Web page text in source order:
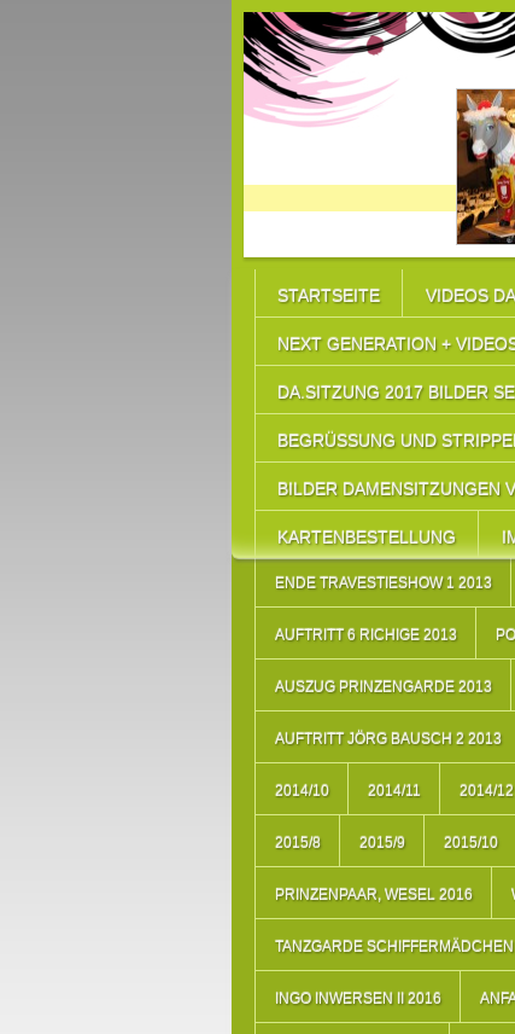
STARTSEITE VIDEOS
NEXT GENERATION +
DA.SITZUNG 2017 BILDER
BEGRÜSSUNG UND
BILDER DAMENSITZUNGEN
KARTENBESTELLUNG
ENDE TRAVESTIESHOW 1 2013
AUFTRITT 6 RICHIGE 2013
AUSZUG PRINZENGARDE 2013
AUFTRITT JÖRG BAUSCH 2 2013
2014/10 2014/11 2014/12
2015/8 2015/9 2015/10
PRINZENPAAR, WESEL 2016
TANZGARDE
INGO INWERSEN II 2016